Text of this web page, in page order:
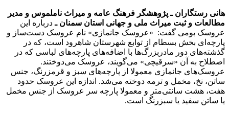
هانی رستگاران ـ پژوهشگر فرهنگ عامه و میراث ناملموس و مدیر
مطالعات و ثبت میراث ملی و جهانی استان سمنان ـدرباره این
عروسک بومی گفت: «عروسک جانمازی» نام عروسک دست‌ساز و
پارچه‌ای بخش بسطام از توابع شهرستان شاهرود است، که در
گذشته‌های دور مادربزرگ‌ها با اضافه‌های پارچه‌های لباسی که در
اصطلاح به آن «سرقیچی» می‌گویند، عروسک می‌دوختند.
عروسک‌های جانمازی معمولا از پارچه‌های سبز و قرمزرنگ، جنس
ساتن، نخ، مخمل و ترمه دوخته می‌شد. اندازه این عروسک حدود
هفت، هشت سانتی‌متر و معمولا پارچه سر عروسک از جنس مخمل
یا ساتن سفید یا سبزرنگ است.